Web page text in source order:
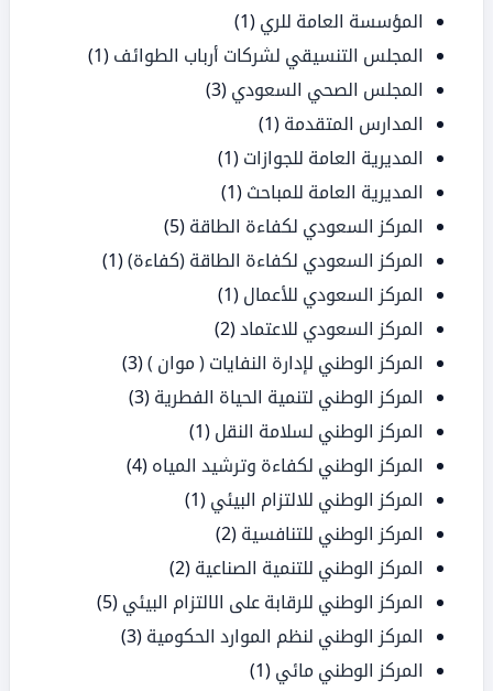
المؤسسة العامة للري (1)
المجلس التنسيقي لشركات أرباب الطوائف (1)
المجلس الصحي السعودي (3)
المدارس المتقدمة (1)
المديرية العامة للجوازات (1)
المديرية العامة للمباحث (1)
المركز السعودي لكفاءة الطاقة (5)
المركز السعودي لكفاءة الطاقة (كفاءة)(1)
المركز السعودي للأعمال (1)
المركز السعودي للاعتماد(2)
المركز الوطني لإدارة النفايات ( موان )(3)
المركز الوطني لتنمية الحياة الفطرية (3)
المركز الوطني لسلامة النقل (1)
المركز الوطني لكفاءة وترشيد المياه (4)
المركز الوطني للالتزام البيئي (1)
المركز الوطني للتنافسية (2)
المركز الوطني للتنمية الصناعية (2)
المركز الوطني للرقابة على الالتزام البيئي (5)
المركز الوطني لنظم الموارد الحكومية (3)
المركز الوطني مائي (1)